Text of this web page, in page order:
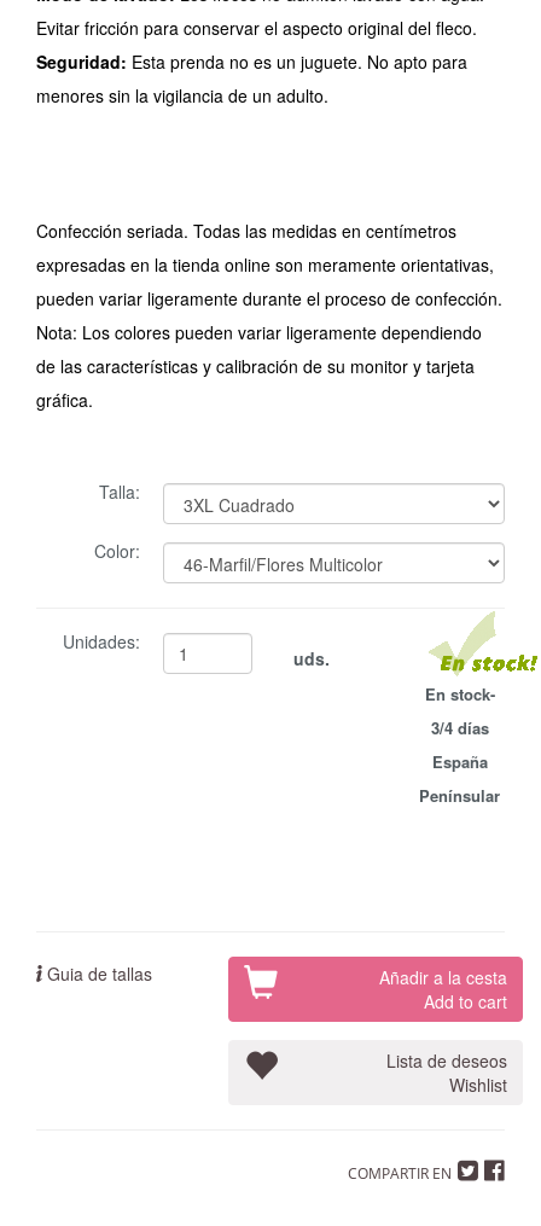
Evitar fricción para conservar el aspecto original del fleco.
Seguridad: Esta prenda no es un juguete. No apto para
menores sin la vigilancia de un adulto.
Confección seriada. Todas las medidas en centímetros
expresadas en la tienda online son meramente orientativas,
pueden variar ligeramente durante el proceso de confección.
Nota: Los colores pueden variar ligeramente dependiendo
de las características y calibración de su monitor y tarjeta
gráfica.
Talla:
Color:
Unidades:
uds.
En stock-
3/4 días
España
Penínsular
Guia de tallas
Añadir a la cesta
Add to cart
Lista de deseos
Wishlist
COMPARTIR EN